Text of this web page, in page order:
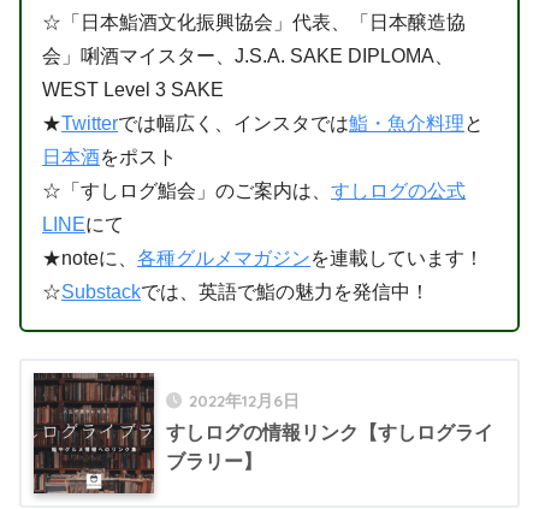
☆「日本鮨酒文化振興協会」代表、「日本醸造協
会」唎酒マイスター、J.S.A. SAKE DIPLOMA、
WEST Level 3 SAKE
★Twitterでは幅広く、インスタでは鮨・魚介料理と
日本酒をポスト
☆「すしログ鮨会」のご案内は、すしログの公式
LINEにて
★noteに、各種グルメマガジンを連載しています！
☆Substackでは、英語で鮨の魅力を発信中！
2022年12月6日
すしログの情報リンク【すしログライ
ブラリー】